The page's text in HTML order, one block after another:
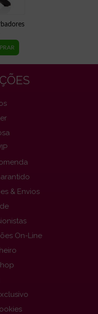
& Envios
On-Line